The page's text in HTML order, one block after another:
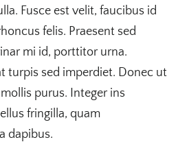
Fusce est velit, faucibus id
felis. Praesent sed
mi id, porttitor urna.
turpis sed imperdiet. Donec ut
purus. Integer ins
fringilla, quam
dapibus.